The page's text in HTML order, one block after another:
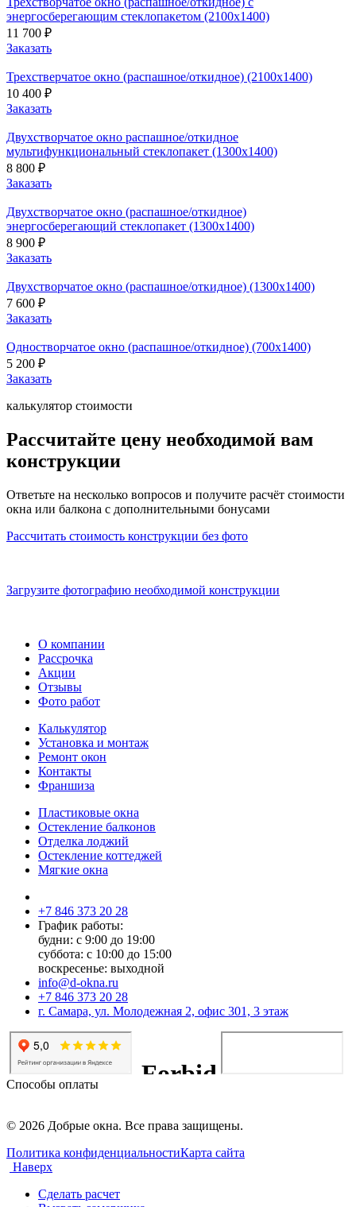
энергосберегающим стеклопакетом (2100х1400)
11 700 ₽
Заказать
Трехстверчатое окно (распашное/откидное) (2100х1400)
10 400 ₽
Заказать
Двухстворчатое окно распашное/откидное
мультифункциональный стеклопакет (1300х1400)
8 800 ₽
Заказать
Двухстворчатое окно (распашное/откидное)
энергосберегающий стеклопакет (1300х1400)
8 900 ₽
Заказать
Двухстворчатое окно (распашное/откидное) (1300х1400)
7 600 ₽
Заказать
Одностворчатое окно (распашное/откидное) (700х1400)
5 200 ₽
Заказать
калькулятор стоимости
Рассчитайте цену необходимой вам
конструкции
Ответьте на несколько вопросов и получите расчёт стоимости
окна или балкона с дополнительными бонусами
Рассчитать стоимость конструкции без фото
Загрузите фотографию необходимой конструкции
О компании
Рассрочка
Акции
Отзывы
Фото работ
Калькулятор
Установка и монтаж
Ремонт окон
Контакты
Франшиза
Пластиковые окна
Остекление балконов
Отделка лоджий
Остекление коттеджей
Мягкие окна
+7 846 373 20 28
График работы:
будни: с 9:00 до 19:00
суббота: с 10:00 до 15:00
воскресенье: выходной
info@d-okna.ru
+7 846 373 20 28
г. Самара, ул. Молодежная 2, офис 301, 3 этаж
Способы оплаты
© 2026 Добрые окна. Все права защищены.
Политика конфиденциальностиКарта сайта
Наверх
Сделать расчет